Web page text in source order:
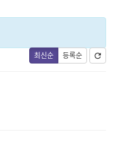
최신순 등록순